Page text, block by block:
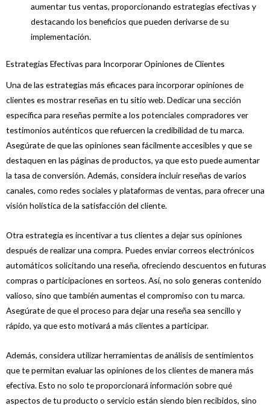
aumentar tus ventas, proporcionando estrategias efectivas y
destacando los beneficios que pueden derivarse de su
implementación.
Estrategias Efectivas para Incorporar Opiniones de Clientes
Una de las estrategias más eficaces para incorporar opiniones de
clientes es mostrar reseñas en tu sitio web. Dedicar una sección
específica para reseñas permite a los potenciales compradores ver
testimonios auténticos que refuercen la credibilidad de tu marca.
Asegúrate de que las opiniones sean fácilmente accesibles y que se
destaquen en las páginas de productos, ya que esto puede aumentar
la tasa de conversión. Además, considera incluir reseñas de varios
canales, como redes sociales y plataformas de ventas, para ofrecer una
visión holística de la satisfacción del cliente.
Otra estrategia es incentivar a tus clientes a dejar sus opiniones
después de realizar una compra. Puedes enviar correos electrónicos
automáticos solicitando una reseña, ofreciendo descuentos en futuras
compras o participaciones en sorteos. Así, no solo generas contenido
valioso, sino que también aumentas el compromiso con tu marca.
Asegúrate de que el proceso para dejar una reseña sea sencillo y
rápido, ya que esto motivará a más clientes a participar.
Además, considera utilizar herramientas de análisis de sentimientos
que te permitan evaluar las opiniones de los clientes de manera más
efectiva. Esto no solo te proporcionará información sobre qué
aspectos de tu producto o servicio están siendo bien recibidos, sino